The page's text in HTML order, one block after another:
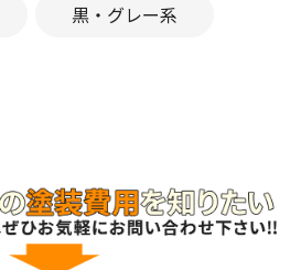
黒・グレー系